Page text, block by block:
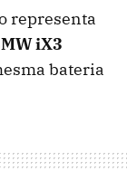
representa
iX3
bateria